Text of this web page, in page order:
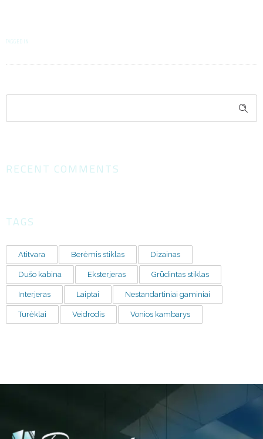
TAGGED IN
RECENT COMMENTS
TAGS
Atitvara Berėmis stiklas Dizainas
Dušo kabina Eksterjeras Grūdintas stiklas
Interjeras Laiptai Nestandartiniai gaminiai
Turėklai Veidrodis Vonios kambarys